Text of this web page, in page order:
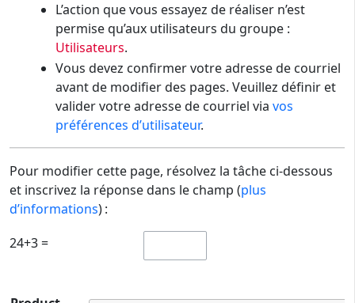
L’action que vous essayez de réaliser n’est
permise qu’aux utilisateurs du groupe :
Utilisateurs.
Vous devez confirmer votre adresse de courriel
avant de modifier des pages. Veuillez définir et
valider votre adresse de courriel via vos
préférences d’utilisateur.
Pour modifier cette page, résolvez la tâche ci-dessous
et inscrivez la réponse dans le champ (plus
d’informations) :
24+3 =